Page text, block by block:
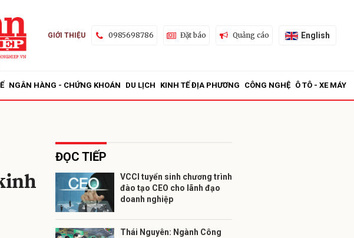
GIỚI THIỆU 0985698786 Đặt báo Quảng cáo English
NGÂN HÀNG - CHỨNG KHOÁN DU LỊCH KINH TẾ ĐỊA PHƯƠNG CÔNG NGHỆ Ô TÔ - XE MÁY
ĐỌC TIẾP
VCCI tuyển sinh chương trình
đào tạo CEO cho lãnh đạo
doanh nghiệp
Thái Nguyên: Ngành Công
Gửi